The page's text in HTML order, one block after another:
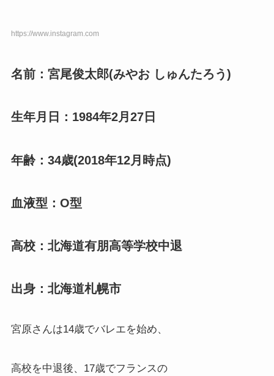
https://www.instagram.com
名前：宮尾俊太郎(みやお しゅんたろう)
生年月日：1984年2月27日
年齢：34歳(2018年12月時点)
血液型：O型
高校：北海道有朋高等学校中退
出身：北海道札幌市
宮原さんは14歳でバレエを始め、
高校を中退後、17歳でフランスの